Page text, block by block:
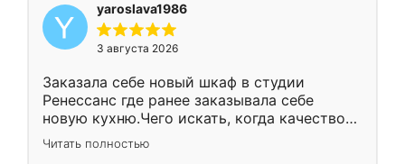
yaroslava1986
3 августа 2026
Заказала себе новый шкаф в студии
Ренессанс где ранее заказывала себе
новую кухню.Чего искать, когда качеством
вполне довольна. Служит кухня уже почти
два года, нареканий нет.
Читать полностью